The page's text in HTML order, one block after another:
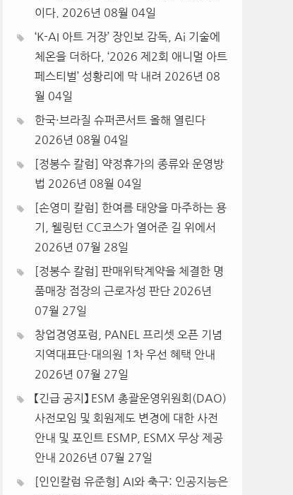
이다.
2026년 08월 04일
‘K-AI 아트 거장’ 장인보 감독, Ai 기술에
체온을 더하다, ‘2026 제2회 애니멀 아트
페스티벌’ 성황리에 막 내려 2026년 08
월 04일
한국·브라질 슈퍼콘서트 올해 열린다
2026년 08월 04일
[정봉수 칼럼] 약정휴가의 종류와 운영방
법 2026년 08월 04일
[손영미 칼럼] 한여름 태양을 마주하는 용
기, 웰링턴 CC코스가 열어준 길 위에서
2026년 07월 28일
[정봉수 칼럼] 판매위탁계약을 체결한 명
품매장 점장의 근로자성 판단 2026년
07월 27일
창업경영포럼, PANEL 프리셋 오픈 기념
지역대표단·대의원 1차 우선 혜택 안내
2026년 07월 27일
【긴급 공지】 ESM 총괄운영위원회(DAO)
사전모임 및 회원제도 변경에 대한 사전
안내 및 포인트 ESMP, ESMX 무상 제공
안내 2026년 07월 27일
[인인칼럼 유준형] AI와 축구: 인공지능은